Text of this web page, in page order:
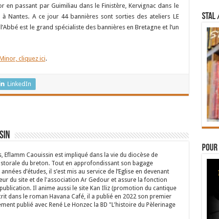
en passant par Guimiliau dans le Finistère, Kervignac dans le
Nantes. A ce jour 44 bannières sont sorties des ateliers LE
est le grand spécialiste des bannières en Bretagne et l’un
cliquez ici.
LinkedIn
Eflamm Caouissin est impliqué dans la vie du diocèse de
du breton. Tout en approfondissant son bagage
d’études, il s’est mis au service de l’Eglise en devenant
du site et de l'association Ar Gedour et assure la fonction
Il anime aussi le site Kan Iliz (promotion du cantique
dans le roman Havana Café, il a publié en 2022 son premier
publié avec René Le Honzec la BD "L'histoire du Pèlerinage
STAL